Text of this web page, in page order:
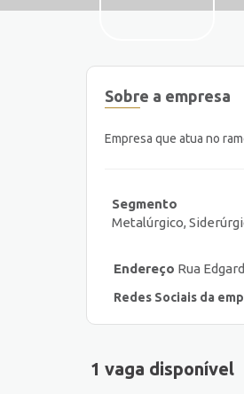
Sobre a empresa
Empresa que atua no
Segmento
Metalúrgico,
Endereço Rua
Redes Sociais da
1 vaga disponível